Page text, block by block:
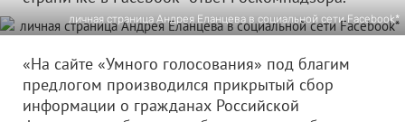
личная страница Андрея Еланцева в социальной сети Facebook*
«На сайте «Умного голосования» под благим
предлогом производился прикрытый сбор
информации о гражданах Российской